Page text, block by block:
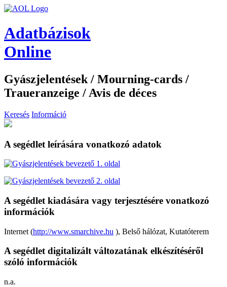
Adatbázisok
Online
Gyászjelentések / Mourning-cards /
Traueranzeige / Avis de déces
Keresés Információ
A segédlet leírására vonatkozó adatok
A segédlet kiadására vagy terjesztésére vonatkozó
információk
Internet (http://www.smarchive.hu ), Belső hálózat, Kutatóterem
A segédlet digitalizált változatának elkészítéséről
szóló információk
n.a.